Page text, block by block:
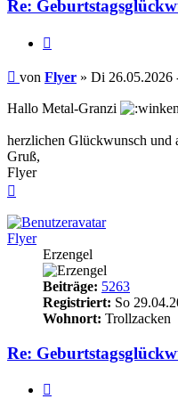
Re:
Beitrag
von Flyer » Di 26.05.2026
Hallo Metal-Granzi
herzlichen Glückwunsch und
Gruß,
Flyer
Flyer
Erzengel
Beiträge: 5263
Registriert: So
Wohnort: Trollzacken
Re: